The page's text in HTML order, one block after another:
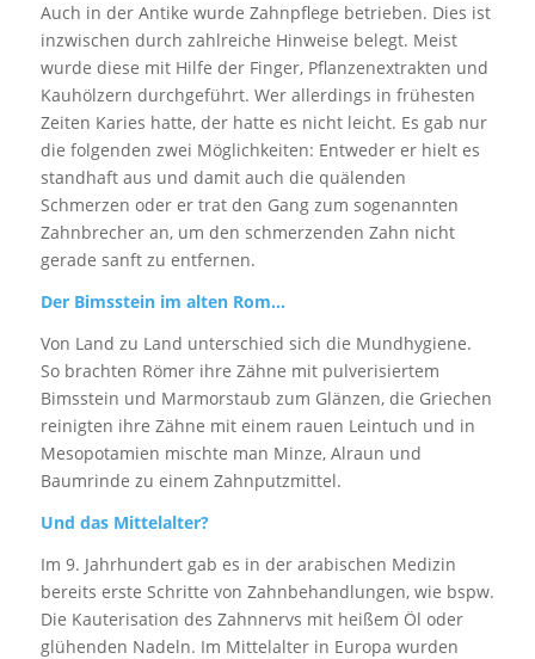
Auch in der Antike wurde Zahnpflege betrieben. Dies ist
inzwischen durch zahlreiche Hinweise belegt. Meist
wurde diese mit Hilfe der Finger, Pflanzenextrakten und
Kauhölzern durchgeführt. Wer allerdings in frühesten
Zeiten Karies hatte, der hatte es nicht leicht. Es gab nur
die folgenden zwei Möglichkeiten: Entweder er hielt es
standhaft aus und damit auch die quälenden
Schmerzen oder er trat den Gang zum sogenannten
Zahnbrecher an, um den schmerzenden Zahn nicht
gerade sanft zu entfernen.
Der Bimsstein im alten Rom…
Von Land zu Land unterschied sich die Mundhygiene.
So brachten Römer ihre Zähne mit pulverisiertem
Bimsstein und Marmorstaub zum Glänzen, die Griechen
reinigten ihre Zähne mit einem rauen Leintuch und in
Mesopotamien mischte man Minze, Alraun und
Baumrinde zu einem Zahnputzmittel.
Und das Mittelalter?
Im 9. Jahrhundert gab es in der arabischen Medizin
bereits erste Schritte von Zahnbehandlungen, wie bspw.
Die Kauterisation des Zahnnervs mit heißem Öl oder
glühenden Nadeln. Im Mittelalter in Europa wurden